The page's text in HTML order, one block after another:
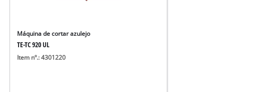
Máquina de cortar azulejo
TE-TC 920 UL
Item nº.: 4301220